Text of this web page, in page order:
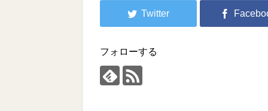
フォローする